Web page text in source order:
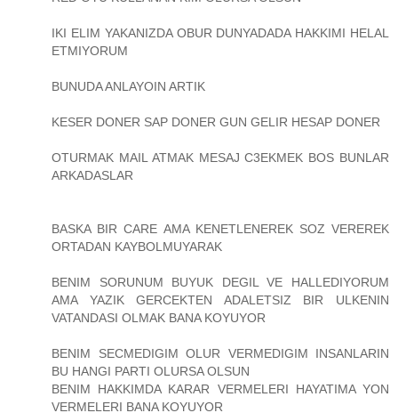
IKI ELIM YAKANIZDA OBUR DUNYADADA HAKKIMI HELAL
ETMIYORUM
BUNUDA ANLAYOIN ARTIK
KESER DONER SAP DONER GUN GELIR HESAP DONER
OTURMAK MAIL ATMAK MESAJ C3EKMEK BOS BUNLAR
ARKADASLAR
BASKA BIR CARE AMA KENETLENEREK SOZ VEREREK
ORTADAN KAYBOLMUYARAK
BENIM SORUNUM BUYUK DEGIL VE HALLEDIYORUM
AMA YAZIK GERCEKTEN ADALETSIZ BIR ULKENIN
VATANDASI OLMAK BANA KOYUYOR
BENIM SECMEDIGIM OLUR VERMEDIGIM INSANLARIN
BU HANGI PARTI OLURSA OLSUN
BENIM HAKKIMDA KARAR VERMELERI HAYATIMA YON
VERMELERI BANA KOYUYOR